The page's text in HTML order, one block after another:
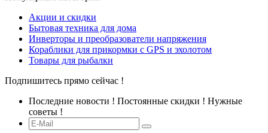
Акции и скидки
Бытовая техника для дома
Инверторы и преобразователи напряжения
Кораблики для прикормки с GPS и эхолотом
Товары для рыбалки
Подпишитесь прямо сейчас !
Последние новости ! Постоянные скидки ! Нужные
советы !